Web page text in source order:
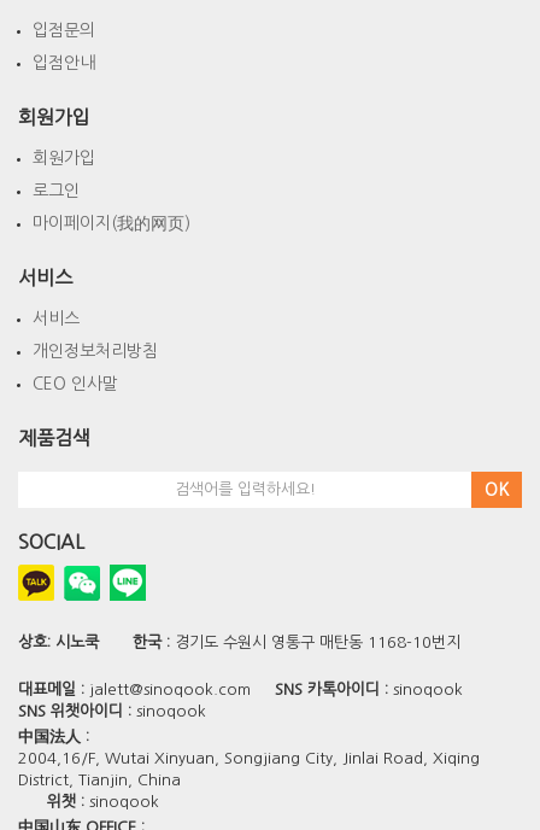
입점문의
입점안내
회원가입
회원가입
로그인
마이페이지(我的网页)
서비스
서비스
개인정보처리방침
CEO 인사말
제품검색
OK
SOCIAL
상호: 시노쿡 한국 : 경기도 수원시 영통구 매탄동 1168-10번지
대표메일 : jalett@sinoqook.com SNS 카톡아이디 : sinoqook
SNS 위챗아이디 : sinoqook
中国法人 :
2004,16/F, Wutai Xinyuan, Songjiang City, Jinlai Road, Xiqing
District, Tianjin, China
위챗 : sinoqook